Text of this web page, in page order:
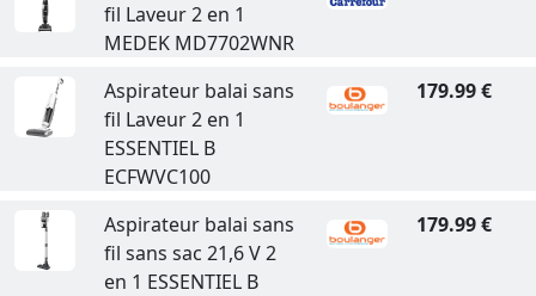
fil Laveur 2 en 1
MEDEK MD7702WNR
Aspirateur balai sans
fil Laveur 2 en 1
ESSENTIEL B
ECFWVC100
179.99 €
Aspirateur balai sans
fil sans sac 21,6 V 2
en 1 ESSENTIEL B
179.99 €